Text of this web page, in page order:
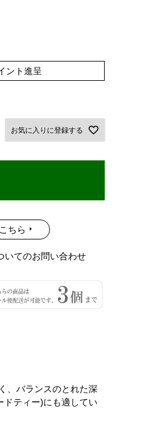
ント進呈
お気に入りに登録する
ちら
いてのお問い合わせ
、バランスのとれた深
ドティー)にも適してい